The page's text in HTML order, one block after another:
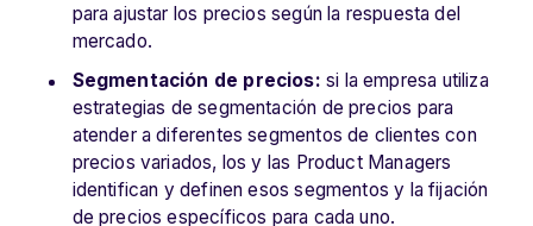
para ajustar los precios según la respuesta del
mercado.
Segmentación de precios: si la empresa utiliza
estrategias de segmentación de precios para
atender a diferentes segmentos de clientes con
precios variados, los y las Product Managers
identifican y definen esos segmentos y la fijación
de precios específicos para cada uno.